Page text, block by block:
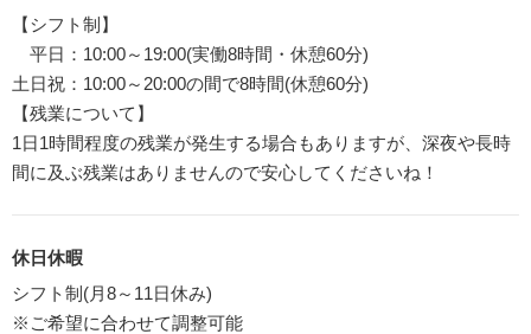
【シフト制】
平日：10:00～19:00(実働8時間・休憩60分)
土日祝：10:00～20:00の間で8時間(休憩60分)
【残業について】
1日1時間程度の残業が発生する場合もありますが、深夜や長時
間に及ぶ残業はありませんので安心してくださいね！
休日休暇
シフト制(月8～11日休み)
※ご希望に合わせて調整可能